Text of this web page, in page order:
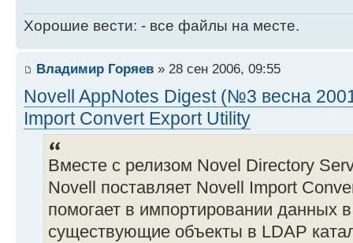
Хорошие вести: - все файлы на месте.
Владимир Горяев » 28 сен 2006, 09:55
Novell AppNotes Digest (№3 весна
Import Convert Export Utility
Вместе с релизом Novel Directory
Novell поставляет Novell Import
помогает в импортировании данных
существующие объекты в LDAP